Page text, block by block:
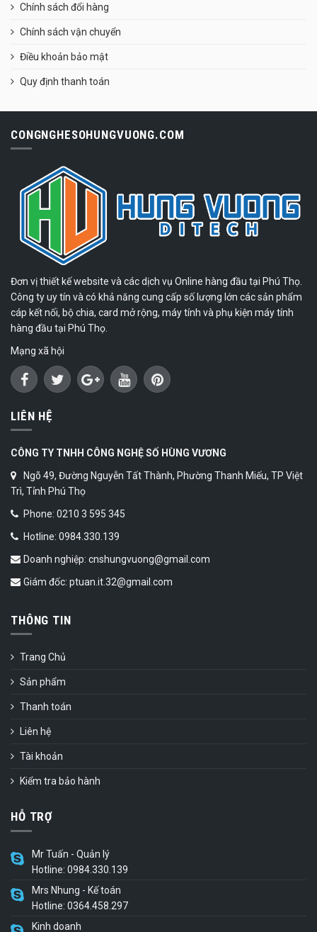
Chính sách đổi hàng
Chính sách vận chuyển
Điều khoản bảo mật
Quy định thanh toán
CONGNGHESOHUNGVUONG.COM
Đơn vị thiết kế website và các dịch vụ Online hàng đầu tại Phú Thọ.
Công ty uy tín và có khả năng cung cấp số lượng lớn các sản phẩm
cáp kết nối, bộ chia, card mở rộng, máy tính và phụ kiện máy tính
hàng đầu tại Phú Thọ.
Mạng xã hội
LIÊN HỆ
CÔNG TY TNHH CÔNG NGHỆ SỐ HÙNG VƯƠNG
Ngõ 49, Đường Nguyễn Tất Thành, Phường Thanh Miếu, TP Việt
Trì, Tỉnh Phú Thọ
Phone: 0210 3 595 345
Hotline: 0984.330.139
Doanh nghiệp: cnshungvuong@gmail.com
Giám đốc: ptuan.it.32@gmail.com
THÔNG TIN
Trang Chủ
Sản phẩm
Thanh toán
Liên hệ
Tài khoản
Kiểm tra bảo hành
HỖ TRỢ
Mr Tuấn - Quản lý
Hotline: 0984.330.139
Mrs Nhung - Kế toán
Hotline: 0364.458.297
Kinh doanh